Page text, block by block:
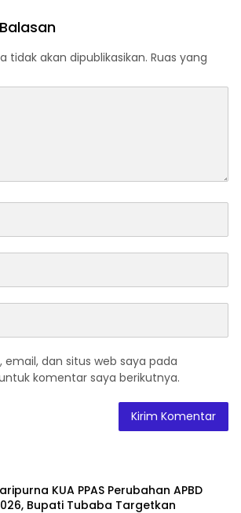
tidak akan dipublikasikan. Ruas yang
email, dan situs web saya pada
komentar saya berikutnya.
KUA PPAS Perubahan APBD
Bupati Tubaba Targetkan